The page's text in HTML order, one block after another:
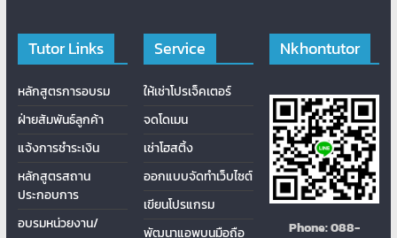
Tutor Links
หลักสูตรการอบรม
ฝ่ายสัมพันธ์ลูกค้า
แจ้งการชำระเงิน
หลักสูตรสถาน
ประกอบการ
อบรมหน่วยงาน/
Service
ให้เช่าโปรเจ็คเตอร์
จดโดเมน
เช่าโฮสติ้ง
ออกแบบจัดทำเว็บไซต์
เขียนโปรแกรม
พัฒนาแอพบนมือถือ
Nkhontutor
Phone:088-